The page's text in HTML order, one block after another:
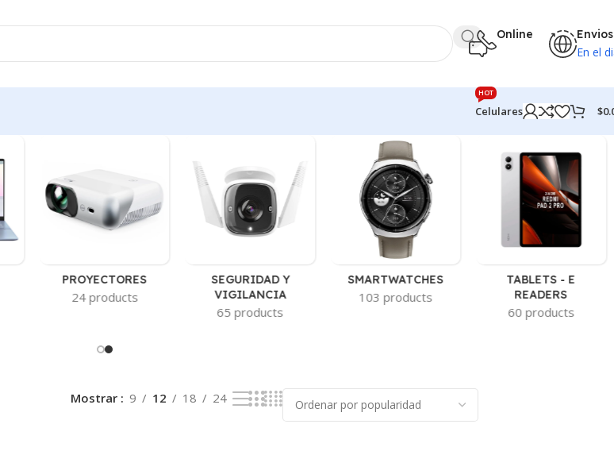
Online Envios
En el
Celulares
HOT
$
PROYECTORES
24 products
SEGURIDAD Y
VIGILANCIA
65 products
SMARTWATCHES
103 products
TABLETS - E
READERS
60 products
Mostrar 9 12 18 24